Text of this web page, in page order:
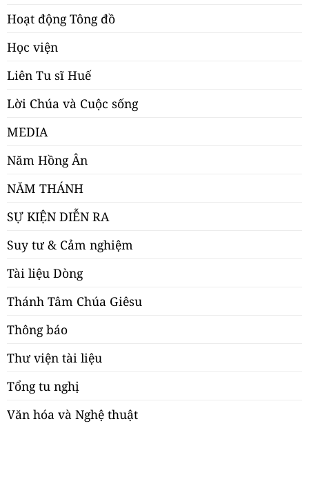
Hoạt động Tông đồ
Học viện
Liên Tu sĩ Huế
Lời Chúa và Cuộc sống
MEDIA
Năm Hồng Ân
NĂM THÁNH
SỰ KIỆN DIỄN RA
Suy tư & Cảm nghiệm
Tài liệu Dòng
Thánh Tâm Chúa Giêsu
Thông báo
Thư viện tài liệu
Tổng tu nghị
Văn hóa và Nghệ thuật